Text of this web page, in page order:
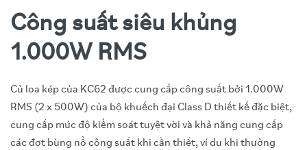
Công suất siêu khủng
1.000W RMS
Củ loa kép của KC62 được cung cấp công suất bởi 1.000W
RMS (2 x 500W) của bộ khuếch đại Class D thiết kế đặc biệt,
cung cấp mức độ kiểm soát tuyệt vời và khả năng cung cấp
các đợt bùng nổ công suất khi cần thiết, ví dụ khi thưởng